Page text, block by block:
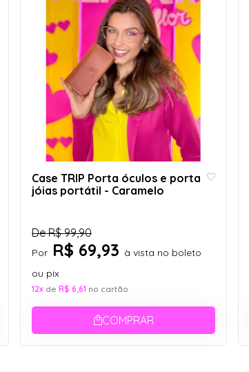
Case TRIP Porta óculos e porta
jóias portátil - Caramelo
DeR$ 99,90
Por R$ 69,93 à vista no boleto
ou pix
12x de R$ 6,61 no cartão
COMPRAR